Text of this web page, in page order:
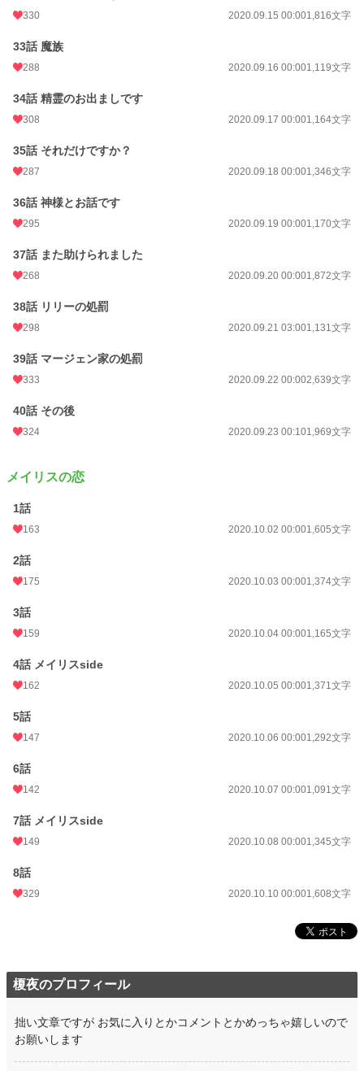
330 2020.09.15 00:001,816文字
33話 魔族
288 2020.09.16 00:001,119文字
34話 精霊のお出ましです
308 2020.09.17 00:001,164文字
35話 それだけですか？
287 2020.09.18 00:001,346文字
36話 神様とお話です
295 2020.09.19 00:001,170文字
37話 また助けられました
268 2020.09.20 00:001,872文字
38話 リリーの処罰
298 2020.09.21 03:001,131文字
39話 マージェン家の処罰
333 2020.09.22 00:002,639文字
40話 その後
324 2020.09.23 00:101,969文字
メイリスの恋
1話
163 2020.10.02 00:001,605文字
2話
175 2020.10.03 00:001,374文字
3話
159 2020.10.04 00:001,165文字
4話 メイリスside
162 2020.10.05 00:001,371文字
5話
147 2020.10.06 00:001,292文字
6話
142 2020.10.07 00:001,091文字
7話 メイリスside
149 2020.10.08 00:001,345文字
8話
329 2020.10.10 00:001,608文字
榎夜のプロフィール
拙い文章ですが お気に入りとかコメントとかめっちゃ嬉しいので
お願いします